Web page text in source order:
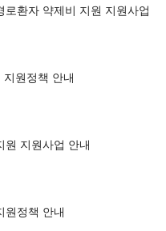
환자 약제비 지원 지원사업
지원정책 안내
원 지원사업 안내
원정책 안내